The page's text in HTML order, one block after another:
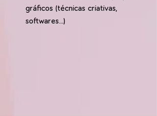
gráficos (técnicas criativas,
softwares...)